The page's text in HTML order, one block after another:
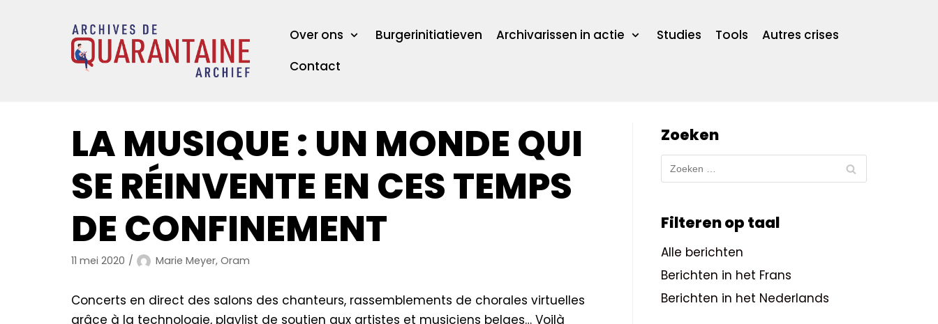
Over ons Burgerinitiatieven Archivarissen in actie Studies Tools
Autres crises
Contact
LA MUSIQUE : UN MONDE QUI
SE RÉINVENTE EN CES TEMPS
DE CONFINEMENT
11 mei 2020 Marie Meyer, Oram
Concerts en direct des salons des chanteurs, rassemblements de chorales virtuelles
grâce à la technologie, playlist de soutien aux artistes et musiciens belges… Voilà
Zoeken
Filteren op taal
Alle berichten
Berichten in het Frans
Berichten in het Nederlands